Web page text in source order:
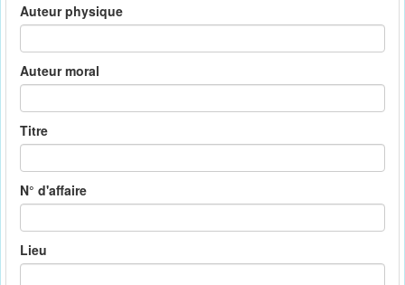
Auteur physique
Auteur moral
Titre
N° d'affaire
Lieu